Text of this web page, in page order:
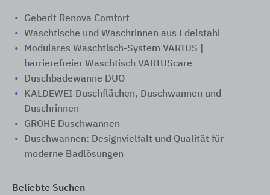
Geberit Renova Comfort
Waschtische und Waschrinnen aus Edelstahl
Modulares Waschtisch-System VARIUS |
barrierefreier Waschtisch VARIUScare
Duschbadewanne DUO
KALDEWEI Duschflächen, Duschwannen und
Duschrinnen
GROHE Duschwannen
Duschwannen: Designvielfalt und Qualität für
moderne Badlösungen
Beliebte Suchen